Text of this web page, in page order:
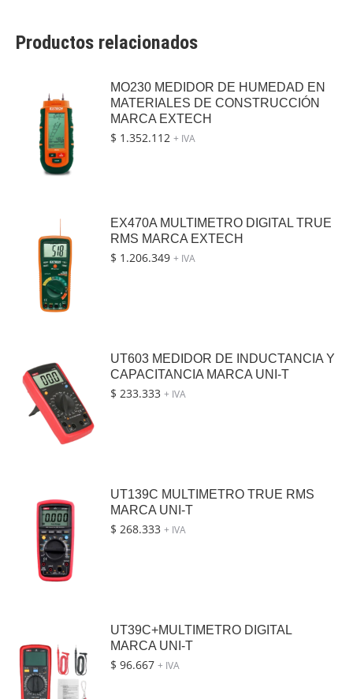
Productos relacionados
MO230 MEDIDOR DE HUMEDAD EN
MATERIALES DE CONSTRUCCIÓN
MARCA EXTECH
$ 1.352.112 + IVA
EX470A MULTIMETRO DIGITAL TRUE
RMS MARCA EXTECH
$ 1.206.349 + IVA
UT603 MEDIDOR DE INDUCTANCIA Y
CAPACITANCIA MARCA UNI-T
$ 233.333 + IVA
UT139C MULTIMETRO TRUE RMS
MARCA UNI-T
$ 268.333 + IVA
UT39C+MULTIMETRO DIGITAL
MARCA UNI-T
$ 96.667 + IVA